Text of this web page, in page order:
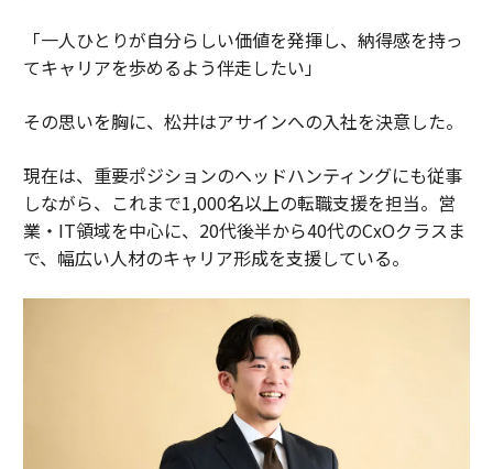
「一人ひとりが自分らしい価値を発揮し、納得感を持っ
てキャリアを歩めるよう伴走したい」
その思いを胸に、松井はアサインへの入社を決意した。
現在は、重要ポジションのヘッドハンティングにも従事
しながら、これまで1,000名以上の転職支援を担当。営
業・IT領域を中心に、20代後半から40代のCxOクラスま
で、幅広い人材のキャリア形成を支援している。